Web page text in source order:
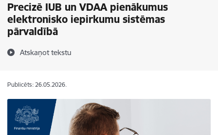
Precizē IUB un VDAA pienākumus
elektronisko iepirkumu sistēmas
pārvaldībā
Atskaņot tekstu
Publicēts: 26.05.2026.